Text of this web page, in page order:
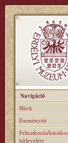
Navigáció
Hírek
Eseménytár
Feliratkozás/
hírlevelére